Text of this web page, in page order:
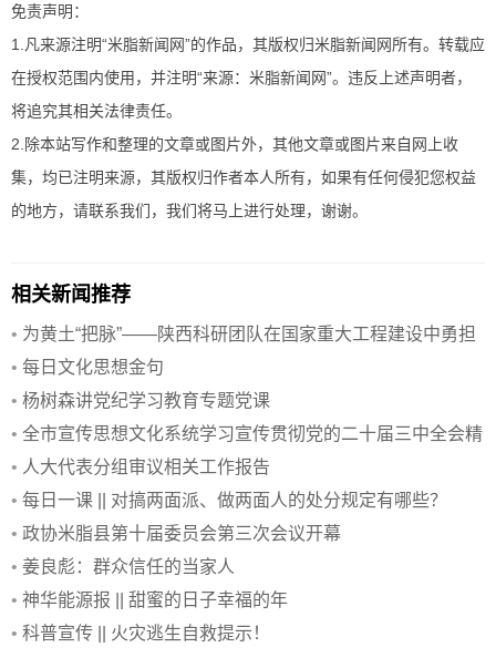
免责声明：
1.凡来源注明“米脂新闻网”的作品，其版权归米脂新闻网所有。转载应
在授权范围内使用，并注明“来源：米脂新闻网”。违反上述声明者，
将追究其相关法律责任。
2.除本站写作和整理的文章或图片外，其他文章或图片来自网上收
集，均已注明来源，其版权归作者本人所有，如果有任何侵犯您权益
的地方，请联系我们，我们将马上进行处理，谢谢。
相关新闻推荐
• 为黄土“把脉”——陕西科研团队在国家重大工程建设中勇担
重任
• 每日文化思想金句
• 杨树森讲党纪学习教育专题党课
• 全市宣传思想文化系统学习宣传贯彻党的二十届三中全会精
神会议
• 人大代表分组审议相关工作报告
• 每日一课 || 对搞两面派、做两面人的处分规定有哪些？
• 政协米脂县第十届委员会第三次会议开幕
• 姜良彪：群众信任的当家人
• 神华能源报 || 甜蜜的日子幸福的年
• 科普宣传 || 火灾逃生自救提示！